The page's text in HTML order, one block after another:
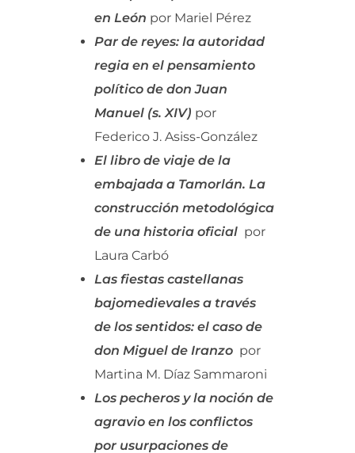
en León por Mariel Pérez
Par de reyes: la autoridad
regia en el pensamiento
político de don Juan
Manuel (s. XIV) por
Federico J. Asiss-González
El libro de viaje de la
embajada a Tamorlán. La
construcción metodológica
de una historia oficial por
Laura Carbó
Las fiestas castellanas
bajomedievales a través
de los sentidos: el caso de
don Miguel de Iranzo por
Martina M. Díaz Sammaroni
Los pecheros y la noción de
agravio en los conflictos
por usurpaciones de